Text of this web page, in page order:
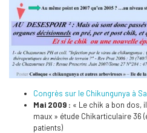
Congrès sur le Chikungunya à
Mai 2009 : « Le chik a bon dos,
maux » étude Chikarticulaire 36
patients)